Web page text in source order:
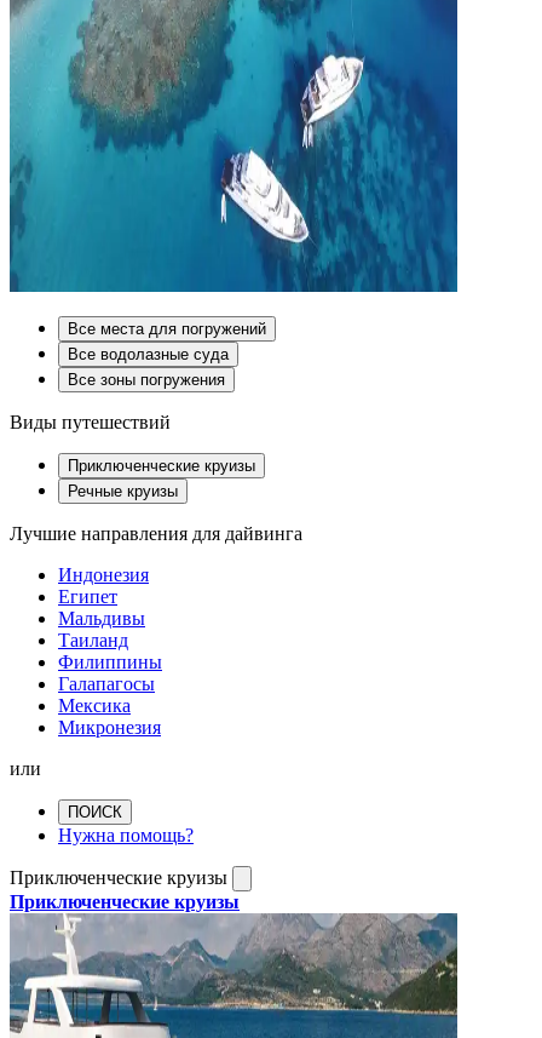
Все места для погружений
Все водолазные суда
Все зоны погружения
Виды путешествий
Приключенческие круизы
Речные круизы
Лучшие направления для дайвинга
Индонезия
Египет
Мальдивы
Таиланд
Филиппины
Галапагосы
Мексика
Микронезия
или
ПОИСК
Нужна помощь?
Приключенческие круизы
Приключенческие круизы